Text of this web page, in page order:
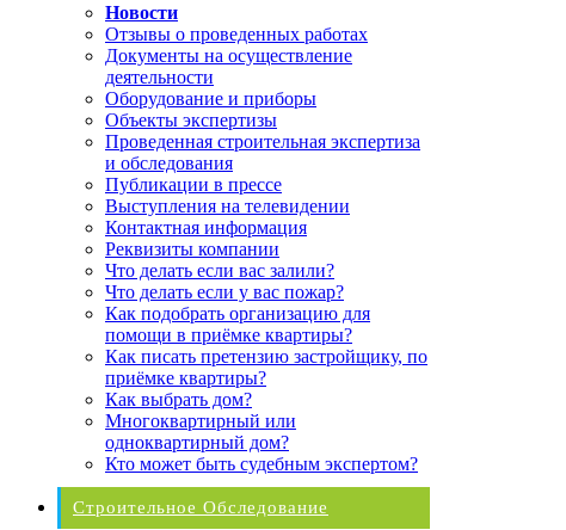
Новости
Отзывы о проведенных работах
Документы на осуществление
деятельности
Оборудование и приборы
Объекты экспертизы
Проведенная строительная экспертиза
и обследования
Публикации в прессе
Выступления на телевидении
Контактная информация
Реквизиты компании
Что делать если вас залили?
Что делать если у вас пожар?
Как подобрать организацию для
помощи в приёмке квартиры?
Как писать претензию застройщику, по
приёмке квартиры?
Как выбрать дом?
Многоквартирный или
одноквартирный дом?
Кто может быть судебным экспертом?
Строительное Обследование